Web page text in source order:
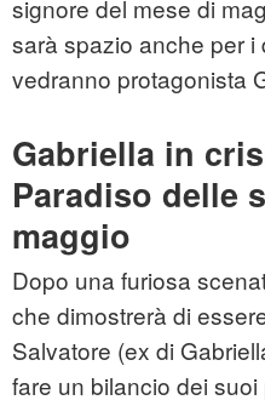
signore del mese di
sarà spazio anche per
vedranno protagonista
Gabriella in
Paradiso delle
maggio
Dopo una furiosa
che dimostrerà di
Salvatore (ex di
fare un bilancio dei